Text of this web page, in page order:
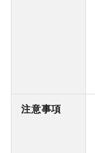
注意事項